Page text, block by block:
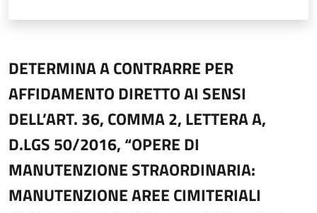
DETERMINA A CONTRARRE PER
AFFIDAMENTO DIRETTO AI SENSI
DELL’ART. 36, COMMA 2, LETTERA A,
D.LGS 50/2016, “OPERE DI
MANUTENZIONE STRAORDINARIA:
MANUTENZIONE AREE CIMITERIALI